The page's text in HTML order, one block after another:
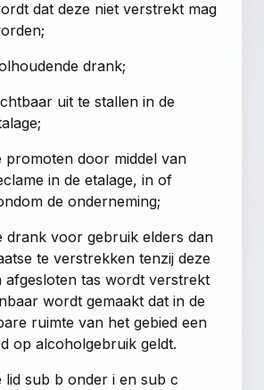
dat deze niet verstrekt mag
drank;
uit te stallen in de
promoten door middel van
in de etalage, in of
de onderneming;
drank voor gebruik elders dan
te verstrekken tenzij deze
afgesloten tas wordt verstrekt
wordt gemaakt dat in de
ruimte van het gebied een
op alcoholgebruik geldt.
lid sub b onder i en sub c